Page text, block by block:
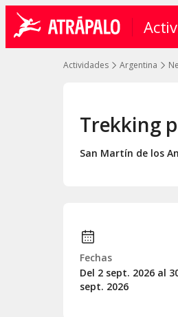
Actividades Argentina
Trekking
San Martín de los
Fechas
Del 2 sept. 2026 al
sept. 2026